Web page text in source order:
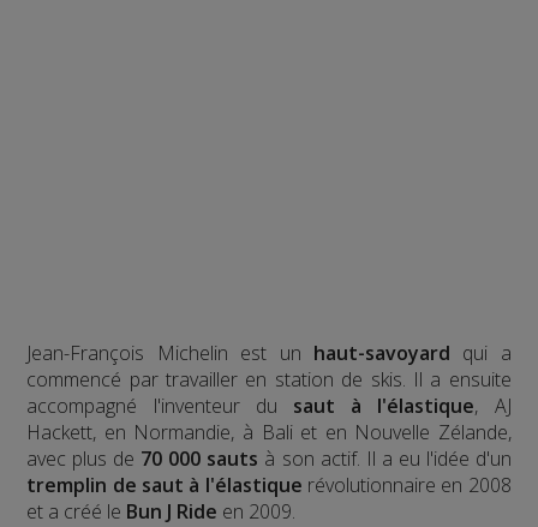
Jean-François Michelin est un haut-savoyard qui a
commencé par travailler en station de skis. Il a ensuite
accompagné l'inventeur du saut à l'élastique, AJ
Hackett, en Normandie, à Bali et en Nouvelle Zélande,
avec plus de 70 000 sauts à son actif. Il a eu l'idée d'un
tremplin de saut à l'élastique révolutionnaire en 2008
et a créé le Bun J Ride en 2009.